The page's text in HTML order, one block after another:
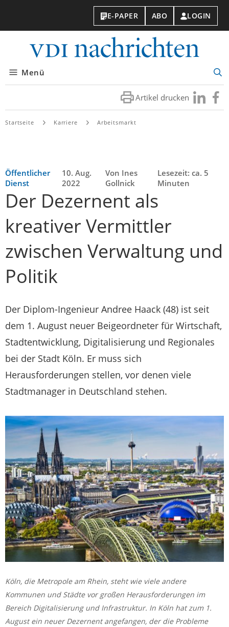
E-PAPER ABO LOGIN
Menü
Artikel drucken Besuchen
Sie
Sie
Startseite Karriere Arbeitsmarkt
Öffentlicher
Dienst
10. Aug.
2022
Von Ines
Gollnick
Lesezeit: ca. 5
Minuten
Der Dezernent als
kreativer Vermittler
zwischen Verwaltung und
Politik
Der Diplom-Ingenieur Andree Haack (48) ist seit
dem 1. August neuer Beigeordneter für Wirtschaft,
Stadtentwicklung, Digitalisierung und Regionales
bei der Stadt Köln. Er muss sich
Herausforderungen stellen, vor denen viele
Stadtmanager in Deutschland stehen.
Köln, die Metropole am Rhein, steht wie viele andere
Kommunen und Städte vor großen Herausforderungen im
Bereich Digitalisierung und Infrastruktur. In Köln hat zum 1.
August ein neuer Dezernent angefangen, der die Probleme